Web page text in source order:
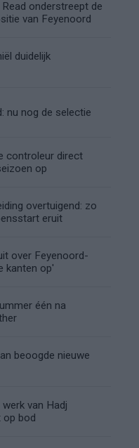
onderstreept de
van Feyenoord
duidelijk
nu nog de selectie
controleur direct
op
overtuigend: zo
eruit
over Feyenoord-
kanten op'
één na
beoogde nieuwe
van Hadj
op bod